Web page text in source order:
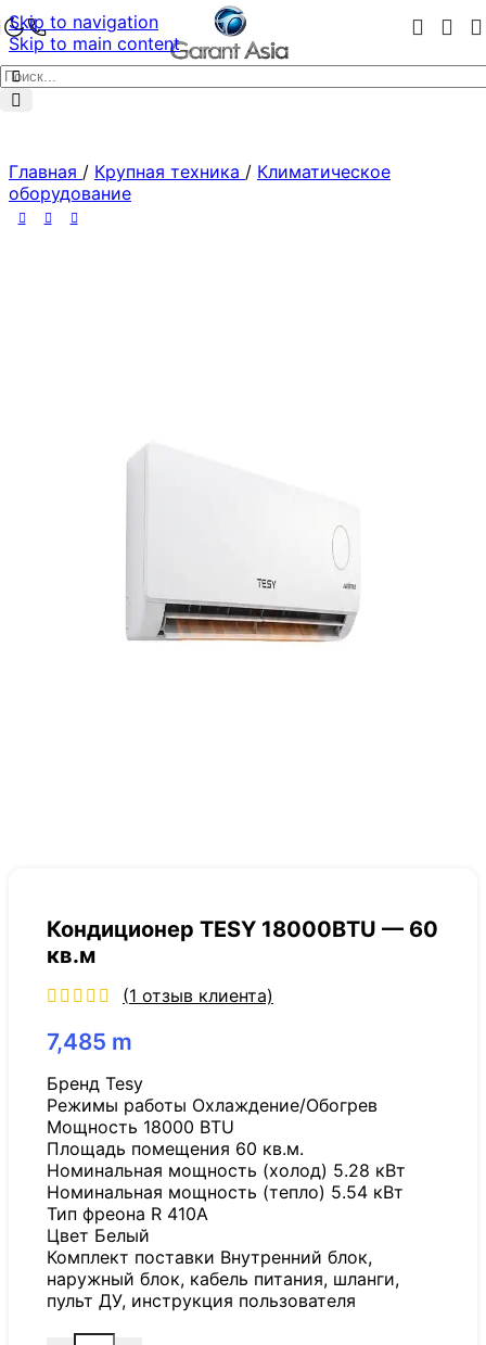
Skip to navigation
Skip to main content
Главная / Крупная техника / Климатическое
оборудование
Кондиционер TESY 18000BTU — 60
кв.м
(1 отзыв клиента)
7,485 m
Бренд Tesy
Режимы работы Охлаждение/Обогрев
Мощность 18000 BTU
Площадь помещения 60 кв.м.
Номинальная мощность (холод) 5.28 кВт
Номинальная мощность (тепло) 5.54 кВт
Тип фреона R 410A
Цвет Белый
Комплект поставки Внутренний блок,
наружный блок, кабель питания, шланги,
пульт ДУ, инструкция пользователя